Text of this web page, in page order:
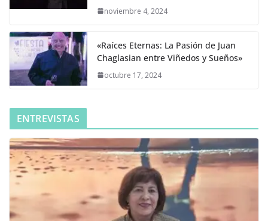
noviembre 4, 2024
«Raíces Eternas: La Pasión de Juan
Chaglasian entre Viñedos y Sueños»
octubre 17, 2024
ENTREVISTAS